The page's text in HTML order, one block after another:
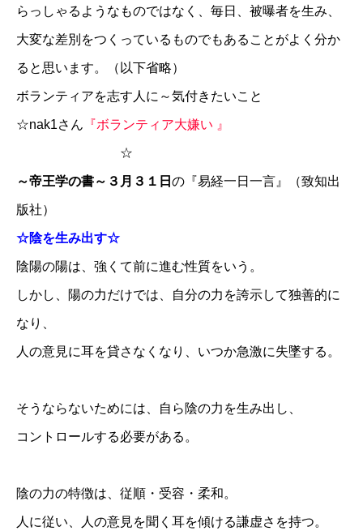
らっしゃるようなものではなく、毎日、被曝者を生み、
大変な差別をつくっているものでもあることがよく分か
ると思います。（以下省略）
ボランティアを志す人に～気付きたいこと
☆nak1さん 『ボランティア大嫌い 』
☆
～帝王学の書～３月３１日 の『易経一日一言』（致知出
版社）
☆陰を生み出す☆
陰陽の陽は、強くて前に進む性質をいう。
しかし、陽の力だけでは、自分の力を誇示して独善的に
なり、
人の意見に耳を貸さなくなり、いつか急激に失墜する。
そうならないためには、自ら陰の力を生み出し、
コントロールする必要がある。
陰の力の特徴は、従順・受容・柔和。
人に従い、人の意見を聞く耳を傾ける謙虚さを持つ。